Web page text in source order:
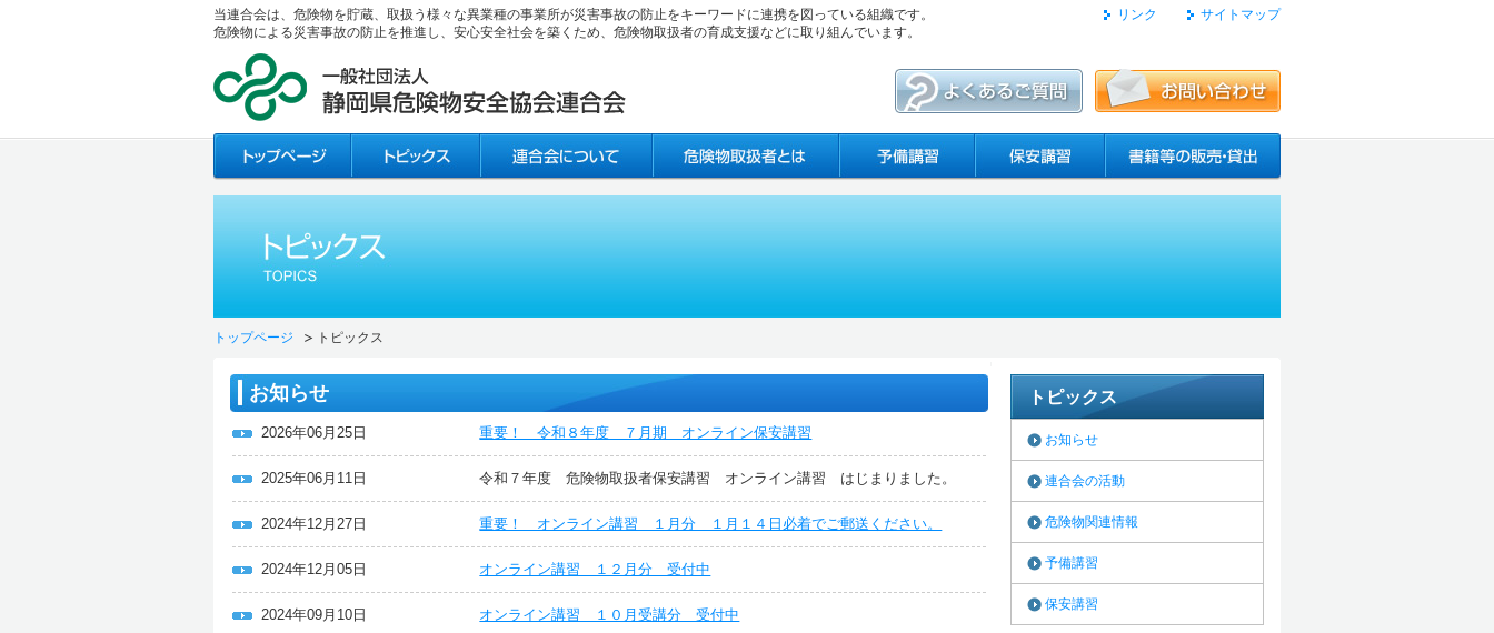
当連合会は、危険物を貯蔵、取扱う様々な異業種の事業所が災害事故の防止をキーワードに連携を図っている組織です。
危険物による災害事故の防止を推進し、安心安全社会を築くため、危険物取扱者の育成支援などに取り組んでいます。
リンク サイトマップ
トップページ トピックス
お知らせ
2026年06月25日 重要！ 令和８年度 ７月期 オンライン保安講習
2025年06月11日 令和７年度 危険物取扱者保安講習 オンライン講習 はじまりました。
2024年12月27日 重要！ オンライン講習 １月分 １月１４日必着でご郵送ください。
2024年12月05日 オンライン講習 １２月分 受付中
2024年09月10日 オンライン講習 １０月受講分 受付中
トピックス
お知らせ
連合会の活動
危険物関連情報
予備講習
保安講習